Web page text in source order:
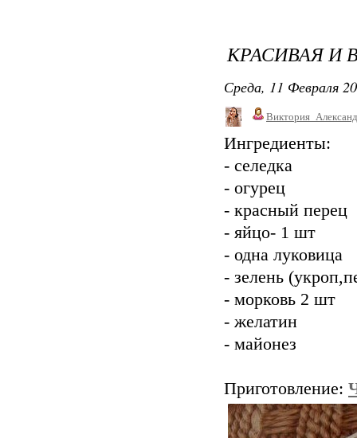
КРАСИВАЯ И
Среда, 11 Февраля
Ингредиенты:
- селедка
- огурец
- красный перец
- яйцо- 1 шт
- одна луковица
- зелень
- морковь 2 шт
- желатин
- майонез
Приготовление: